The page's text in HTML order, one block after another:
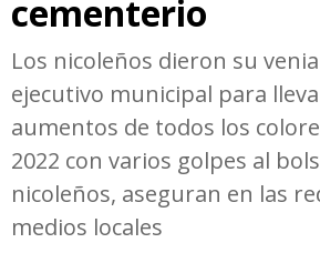
cementerio
Los nicoleños dieron su
ejecutivo municipal para
aumentos de todos los
2022 con varios golpes al
nicoleños, aseguran en las
medios locales